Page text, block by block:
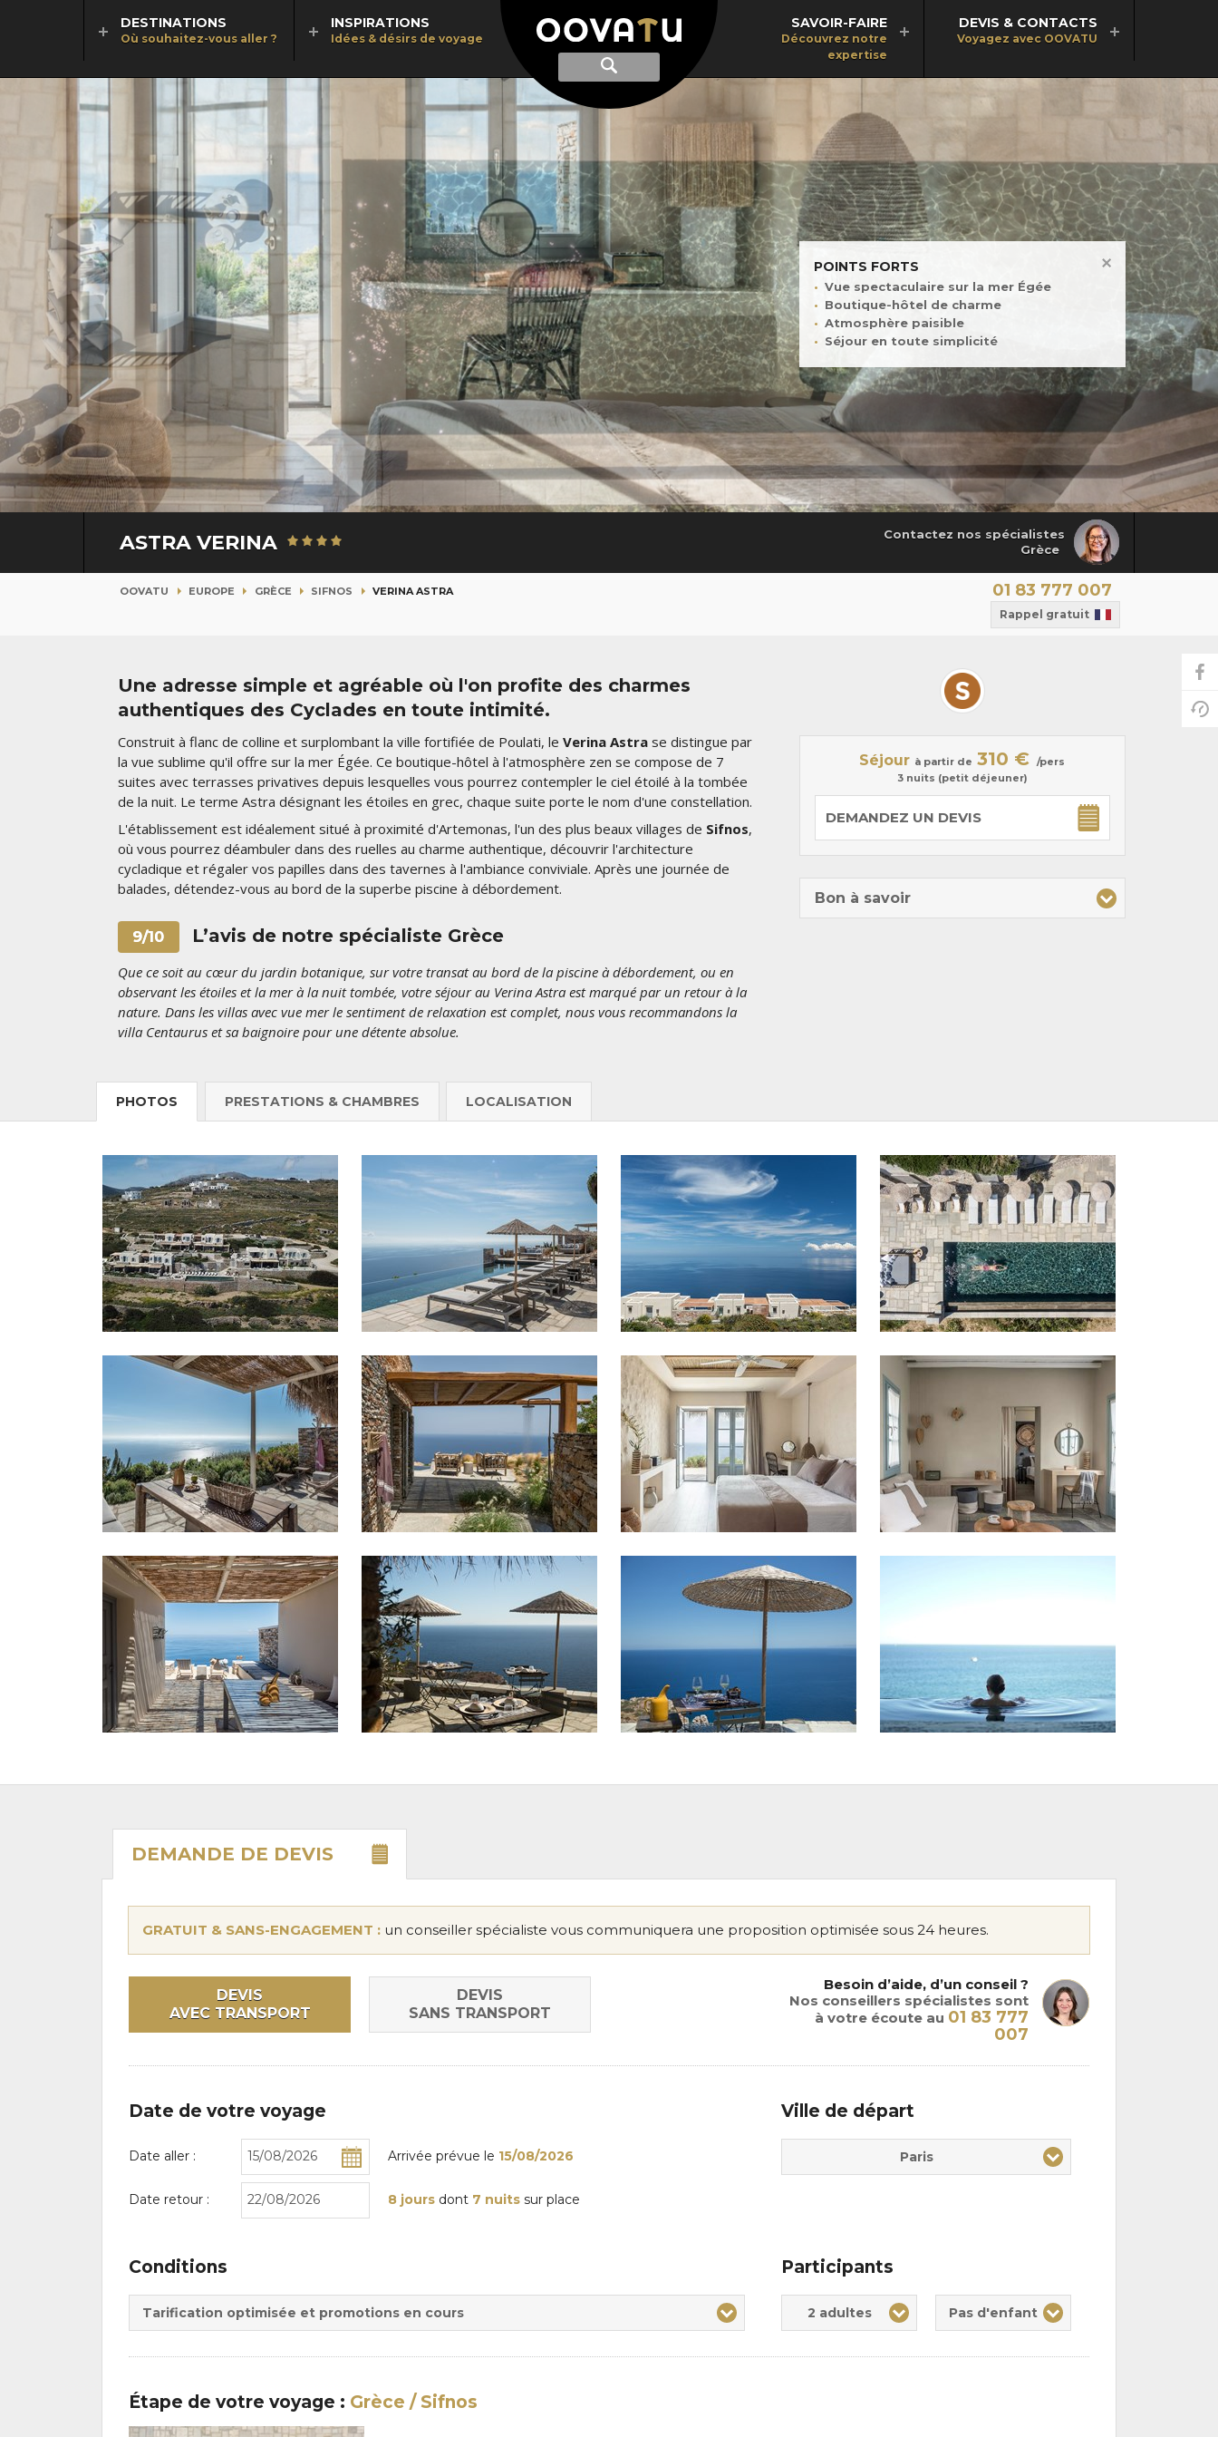
Afficher
recherche
Recherche
DESTINATIONS
Où souhaitez-vous aller ?
INSPIRATIONS
Idées & désirs de voyage
SAVOIR-FAIRE
Découvrez notre
expertise
DEVIS & CONTACTS
Voyagez avec OOVATU
POINTS FORTS
Vue spectaculaire sur la mer Égée
Boutique-hôtel de charme
Atmosphère paisible
Séjour en toute simplicité
ASTRA VERINA
Contactez nos spécialistes
Grèce
OOVATU EUROPE GRÈCE SIFNOS VERINA ASTRA 01 83 777 007
Rappel gratuit
Une adresse simple et agréable où l'on profite des charmes
authentiques des Cyclades en toute intimité.
Construit à flanc de colline et surplombant la ville fortifiée de Poulati, le Verina Astra se distingue par
la vue sublime qu'il offre sur la mer Égée. Ce boutique-hôtel à l'atmosphère zen se compose de 7
suites avec terrasses privatives depuis lesquelles vous pourrez contempler le ciel étoilé à la tombée
de la nuit. Le terme Astra désignant les étoiles en grec, chaque suite porte le nom d'une constellation.
L'établissement est idéalement situé à proximité d'Artemonas, l'un des plus beaux villages de Sifnos,
où vous pourrez déambuler dans des ruelles au charme authentique, découvrir l'architecture
cycladique et régaler vos papilles dans des tavernes à l'ambiance conviviale. Après une journée de
balades, détendez-vous au bord de la superbe piscine à débordement.
9/10 L’avis de notre spécialiste Grèce
Que ce soit au cœur du jardin botanique, sur votre transat au bord de la piscine à débordement, ou en
observant les étoiles et la mer à la nuit tombée, votre séjour au Verina Astra est marqué par un retour à la
nature. Dans les villas avec vue mer le sentiment de relaxation est complet, nous vous recommandons la
villa Centaurus et sa baignoire pour une détente absolue.
Séjour à partir de 310 € /pers
3 nuits (petit déjeuner)
DEMANDEZ UN DEVIS
Bon à savoir
PHOTOS PRESTATIONS & CHAMBRES LOCALISATION
DEMANDE DE DEVIS
GRATUIT & SANS-ENGAGEMENT : un conseiller spécialiste vous communiquera une proposition optimisée sous 24 heures.
DEVIS
AVEC TRANSPORT
DEVIS
SANS TRANSPORT
Besoin d’aide, d’un conseil ?
Nos conseillers spécialistes sont
à votre écoute au 01 83 777
007
Date de votre voyage
Date aller : Arrivée prévue le 15/08/2026
Date retour : 8 jours dont 7 nuits sur place
Ville de départ
Paris
Conditions
Tarification optimisée et promotions en cours
Participants
2 adultes Pas d'enfant
Étape de votre voyage : Grèce / Sifnos